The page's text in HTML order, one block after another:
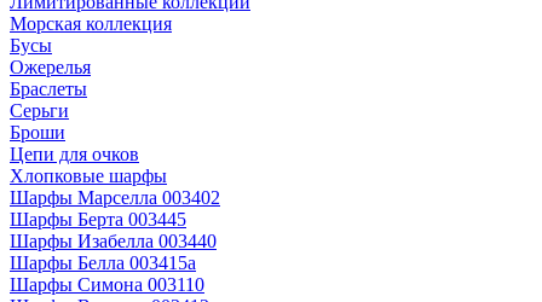
Морская коллекция
Бусы
Ожерелья
Браслеты
Серьги
Броши
Цепи для очков
Хлопковые шарфы
Шарфы Марселла 003402
Шарфы Берта 003445
Шарфы Изабелла 003440
Шарфы Белла 003415a
Шарфы Симона 003110